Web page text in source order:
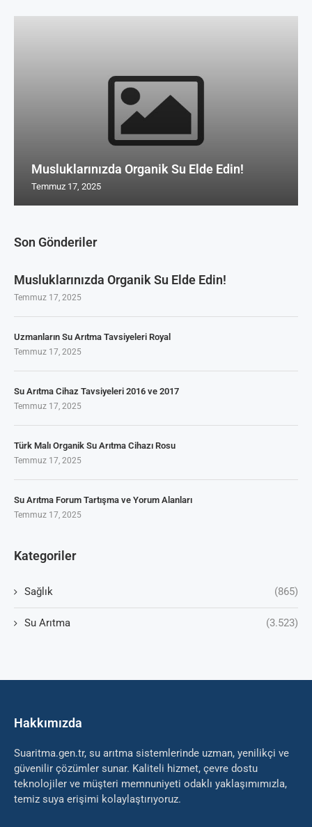
Son Gönderiler
Musluklarınızda Organik Su Elde Edin!
Temmuz 17, 2025
Uzmanların Su Arıtma Tavsiyeleri Royal
Temmuz 17, 2025
Su Arıtma Cihaz Tavsiyeleri 2016 ve 2017
Temmuz 17, 2025
Türk Malı Organik Su Arıtma Cihazı Rosu
Temmuz 17, 2025
Su Arıtma Forum Tartışma ve Yorum Alanları
Temmuz 17, 2025
Kategoriler
Sağlık (865)
Su Arıtma (3.523)
Musluklarınızda Organik Su Elde Edin!
Temmuz 17, 2025
Hakkımızda
Suaritma.gen.tr, su arıtma sistemlerinde uzman, yenilikçi ve
güvenilir çözümler sunar. Kaliteli hizmet, çevre dostu
teknolojiler ve müşteri memnuniyeti odaklı yaklaşımımızla,
temiz suya erişimi kolaylaştırıyoruz.